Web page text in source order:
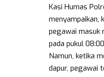
Kasi Humas
menyampaikan,
pegawai masuk
pada pukul
Namun, ketika
dapur, pegawai